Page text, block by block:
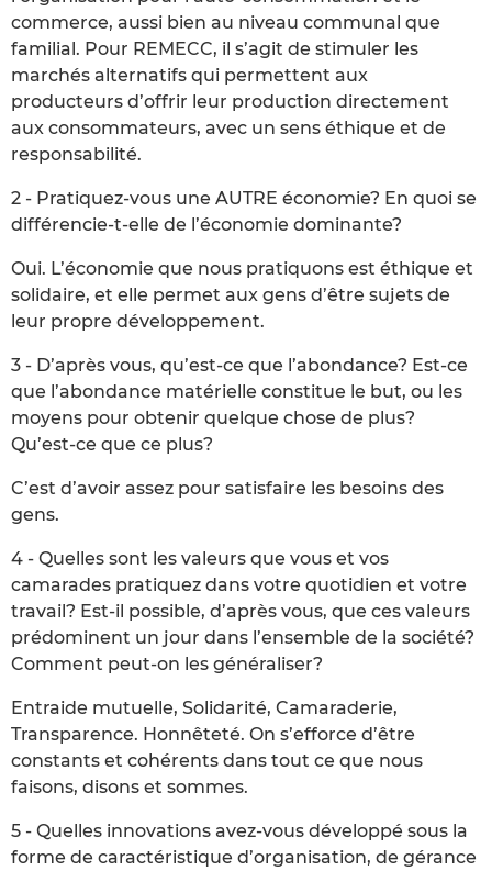
commerce, aussi bien au niveau communal que
familial. Pour REMECC, il s’agit de stimuler les
marchés alternatifs qui permettent aux
producteurs d’offrir leur production directement
aux consommateurs, avec un sens éthique et de
responsabilité.
2 - Pratiquez-vous une AUTRE économie? En quoi se
différencie-t-elle de l’économie dominante?
Oui. L’économie que nous pratiquons est éthique et
solidaire, et elle permet aux gens d’être sujets de
leur propre développement.
3 - D’après vous, qu’est-ce que l’abondance? Est-ce
que l’abondance matérielle constitue le but, ou les
moyens pour obtenir quelque chose de plus?
Qu’est-ce que ce plus?
C’est d’avoir assez pour satisfaire les besoins des
gens.
4 - Quelles sont les valeurs que vous et vos
camarades pratiquez dans votre quotidien et votre
travail? Est-il possible, d’après vous, que ces valeurs
prédominent un jour dans l’ensemble de la société?
Comment peut-on les généraliser?
Entraide mutuelle, Solidarité, Camaraderie,
Transparence. Honnêteté. On s’efforce d’être
constants et cohérents dans tout ce que nous
faisons, disons et sommes.
5 - Quelles innovations avez-vous développé sous la
forme de caractéristique d’organisation, de gérance